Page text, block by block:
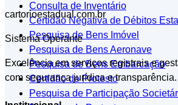
Consulta de Inventário
Certidão Negativa de Débitos
Pesquisa de Bens Imóvel
Pesquisa de Bens Aeronave
Pesquisa de Bens Embarcação
Certidão de Protesto
Pesquisa de Participação
cartorioestadual.com.br
Sistema Operante
Excelência em serviços registrais e
com segurança jurídica e transparência.